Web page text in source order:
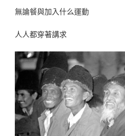
無論餐與加入什么運動
人人都穿著講求